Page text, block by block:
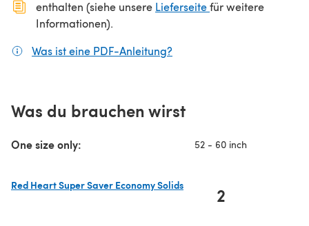
enthalten (siehe unsere Lieferseite(öffnet sich in
für weitere
Informationen).
Was ist eine PDF-Anleitung?
Was du brauchen wirst
One size only: 52 - 60 inch
Red Heart Super Saver Economy Solids
2